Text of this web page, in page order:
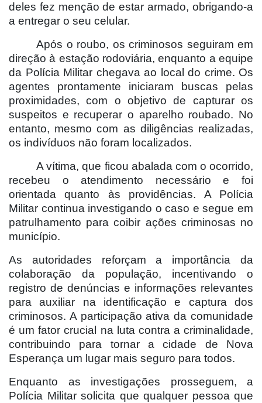
deles fez menção de estar armado, obrigando-a
a entregar o seu celular.
Após o roubo, os criminosos seguiram em
direção à estação rodoviária, enquanto a equipe
da Polícia Militar chegava ao local do crime. Os
agentes prontamente iniciaram buscas pelas
proximidades, com o objetivo de capturar os
suspeitos e recuperar o aparelho roubado. No
entanto, mesmo com as diligências realizadas,
os indivíduos não foram localizados.
A vítima, que ficou abalada com o ocorrido,
recebeu o atendimento necessário e foi
orientada quanto às providências. A Polícia
Militar continua investigando o caso e segue em
patrulhamento para coibir ações criminosas no
município.
As autoridades reforçam a importância da
colaboração da população, incentivando o
registro de denúncias e informações relevantes
para auxiliar na identificação e captura dos
criminosos. A participação ativa da comunidade
é um fator crucial na luta contra a criminalidade,
contribuindo para tornar a cidade de Nova
Esperança um lugar mais seguro para todos.
Enquanto as investigações prosseguem, a
Polícia Militar solicita que qualquer pessoa que